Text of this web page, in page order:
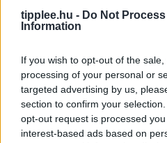
tipplee.hu - Do Not
Information
If you wish to opt-out of the
processing of your personal or
targeted advertising by us,
section to confirm your
opt-out request is processed
interest-based ads based on
vezeti a listát, ahol 2025-ben
milliomos született, ami